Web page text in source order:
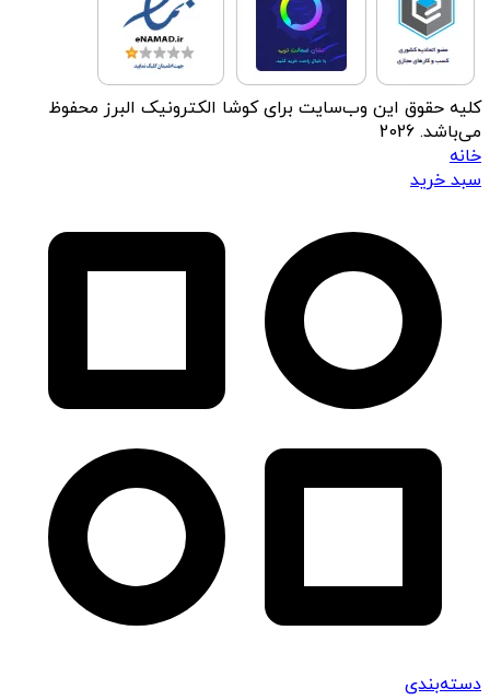
کلیه حقوق این وب‌سایت برای کوشا الکترونیک البرز محفوظ
می‌باشد. 2026
خانه
سبد خرید
دسته‌بندی